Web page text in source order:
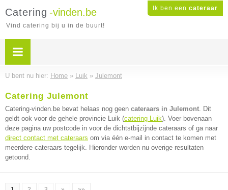
Ik ben een cateraar
Catering -vinden.be
Vind catering bij u in de buurt!
U bent nu hier: Home » Luik » Julemont
Catering Julemont
Catering-vinden.be bevat helaas nog geen cateraars in Julemont. Dit
geldt ook voor de gehele provincie Luik (catering Luik). Voer bovenaan
deze pagina uw postcode in voor de dichtstbijzijnde cateraars of ga naar
direct contact met cateraars om via één e-mail in contact te komen met
meerdere cateraars tegelijk. Hieronder worden nu overige resultaten
getoond.